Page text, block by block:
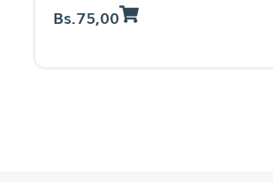
Bs.75,00